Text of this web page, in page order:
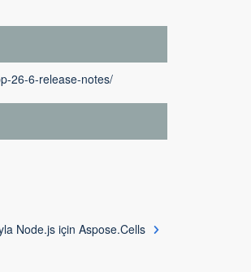
26-6-release-notes/
Node.js için Aspose.Cells